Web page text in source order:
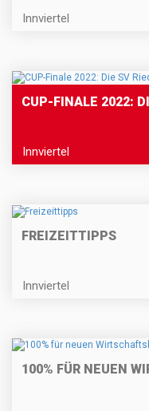
Innviertel
CUP-FINALE 2022:
Innviertel
FREIZEITTIPPS
Innviertel
100% FÜR NEUEN